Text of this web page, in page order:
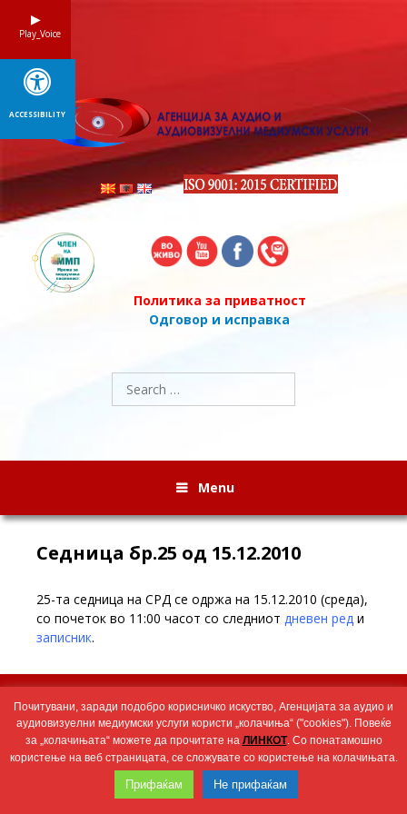
Политика за приватност
Одговор и исправка
Search
for:
Menu
Седница бр.25 од 15.12.2010
25-та седница на СРД се одржа на 15.12.2010 (среда),
со почеток во 11:00 часот со следниот дневен ред и
записник.
Wingaga
provides
unique
content
entertaining
2026 © Агенција за аудио и аудиовизуелни медиумски услуги
Почитувани, заради подобро корисничко искуство, Агенцијата за аудио и
аудиовизуелни медиумски услуги користи „колачиња“ ("cookies"). Повеќе
за „колачињата“ можете да прочитате на ЛИНКОТ. Со понатамошно
користење на веб страницата, се сложувате со користење на колачињата.
Прифаќам Не прифаќам
Play_Voice
ACCESSIBILITY